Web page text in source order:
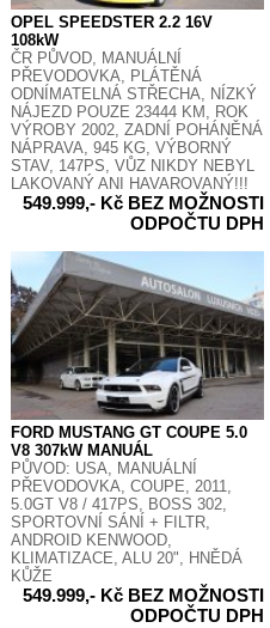
OPEL SPEEDSTER 2.2 16V
108kW
ČR PŮVOD, MANUÁLNÍ
PŘEVODOVKA, PLÁTĚNÁ
ODNÍMATELNÁ STŘECHA, NÍZKÝ
NÁJEZD POUZE 23444 KM, ROK
VÝROBY 2002, ZADNÍ POHÁNĚNÁ
NÁPRAVA, 945 KG, VÝBORNÝ
STAV, 147PS, VŮZ NIKDY NEBYL
LAKOVANÝ ANI HAVAROVANÝ!!!
549.999,- Kč BEZ MOŽNOSTI
ODPOČTU DPH
FORD MUSTANG GT COUPE 5.0
V8 307kW MANUÁL
PŮVOD: USA, MANUÁLNÍ
PŘEVODOVKA, COUPE, 2011,
5.0GT V8 / 417PS, BOSS 302,
SPORTOVNÍ SÁNÍ + FILTR,
ANDROID KENWOOD,
KLIMATIZACE, ALU 20", HNĚDÁ
KŮŽE
549.999,- Kč BEZ MOŽNOSTI
ODPOČTU DPH